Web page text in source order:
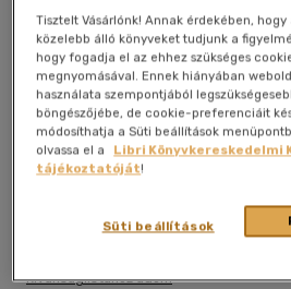
Kívánságlistához adom
Tisztelt Vásárlónk! Annak érdekében,
közelebb álló könyveket tudjunk a
hogy fogadja el az ehhez szükséges
megnyomásával. Ennek hiányában
használata szempontjából
böngészőjébe, de cookie-preferenciáit
módosíthatja a Süti beállítások
olvassa el a
Libri Könyvkereskedelmi
tájékoztatóját!
Süti beállítások